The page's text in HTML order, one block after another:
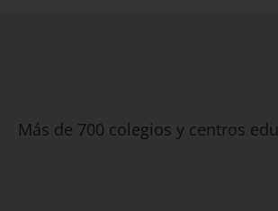
Más de 700 colegios y centros